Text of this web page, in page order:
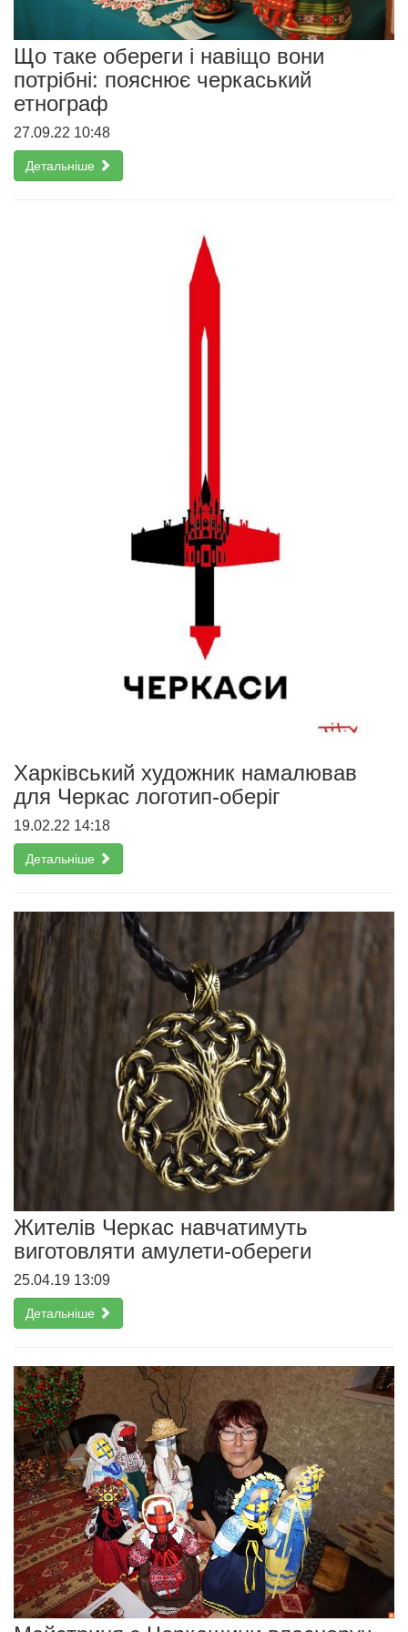
Що таке обереги і навіщо вони
потрібні: пояснює черкаський
етнограф
27.09.22 10:48
Детальніше
Харківський художник намалював
для Черкас логотип-оберіг
19.02.22 14:18
Детальніше
Жителів Черкас навчатимуть
виготовляти амулети-обереги
25.04.19 13:09
Детальніше